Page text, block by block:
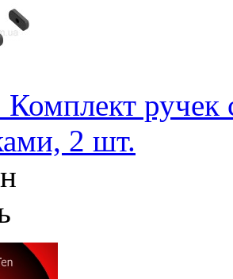
Комплект
2 шт.